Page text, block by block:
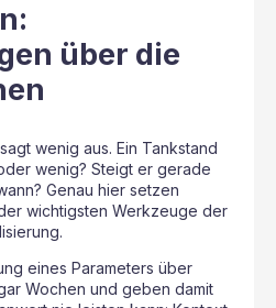
über die
wenig aus. Ein Tankstand
wenig? Steigt er gerade
Genau hier setzen
wichtigsten Werkzeuge der
eines Parameters über
Wochen und geben damit